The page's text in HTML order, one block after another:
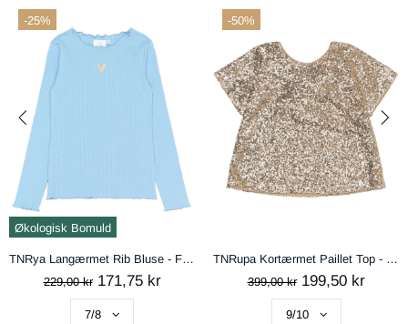
-25%
Økologisk Bomuld
TNRya Langærmet Rib Bluse - Forever Blue
229,00 kr 171,75 kr
-50%
TNRupa Kortærmet Paillet Top - GOLD
399,00 kr 199,50 kr
handelsbetingelser
ACCEPTÉR